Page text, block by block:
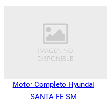
Motor Completo Hyundai
SANTA FE SM